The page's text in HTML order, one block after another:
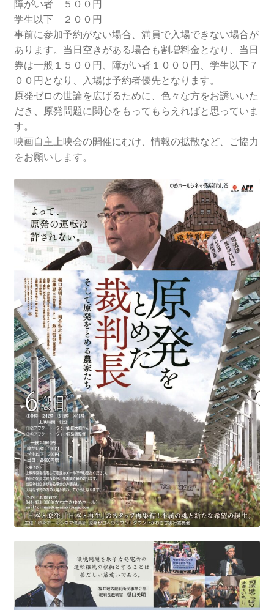
ギャラリー
ギャラリー_2023.3.12
ギャラリー_2024.3.10
ギャラリー_2026.3.15
原発ゼロと未来
原発動向
原発 日誌
2022.7.15東電・株主訴訟 経営陣に13兆円賠償命令
2022.8.1 福島第一原発 汚染配管撤去 失敗続きで計画
断念
2022.8.9 福島第一原発 汚染水海洋放出トンネル工事
着工
2022.12.25美浜原発 運転停止認めず 稼働４０年
超 老朽対策容認
2023.1.19 東電旧経営陣、二審も無罪 民事裁判で認
めた「長期評価」を否定
原子力規制委員会「原発60年超運転」正式決定見送
り
原子力規制委員会「原発60年超運転」正式決定先送
りからわずか5日で、多数決決定
「原発６０年超へ」閣議決定
障がい者 ５００円
学生以下 ２００円
事前に参加予約がない場合、満員で入場できない場合が
あります。当日空きがある場合も割増料金となり、当日
券は一般１５００円、障がい者１０００円、学生以下７
００円となり、入場は予約者優先となります。
原発ゼロの世論を広げるために、色々な方をお誘いいた
だき、原発問題に関心をもってもらえればと思っていま
す。
映画自主上映会の開催にむけ、情報の拡散など、ご協力
をお願いします。